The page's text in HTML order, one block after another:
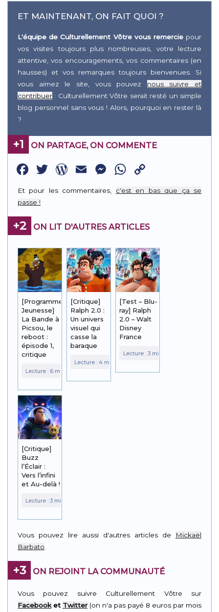
ET MAINTENANT, ON FAIT QUOI ?
L'équipe de Culturellement Vôtre vous remerciepour
vos visites toujours plus nombreuses, votre lecture
attentive, vos encouragements, vos commentaires (en
hausses) et vos remarques toujours bienvenues. Si
vous aimez le site, vous pouvez nous suivre et
contribuer : Culturellement Vôtre serait resté un simple
blog personnel sans vous ! Alors, pourquoi en rester là
?
+1 ON PARTAGE, ON COMMENTE
Facebook
Twitter
WordPress
EmailMessenger
WhatsApp
Link
Et pour les commentaires, c'est en bas que ça se
passe !
+2 ON LIT D'AUTRES ARTICLES
[Programme
Jeunesse]
La Bande à
Picsou, le
reboot :
épisode 1,
critique
[Critique]
Ralph 2.0 :
Un univers
visuel qui
casse la
baraque
[Test – Blu-
ray] Ralph
2.0 – Walt
Disney
France
[Critique]
Buzz
l’Éclair :
Vers l’infini
et Au-delà !
Vous pouvez lire aussi d'autres articles de
Mickaël
Barbato
+3 ON REJOINT LA COMMUNAUTÉ
Vous pouvez suivre Culturellement Vôtre sur
Facebooket Twitter(on n'a pas payé 8 euros par mois